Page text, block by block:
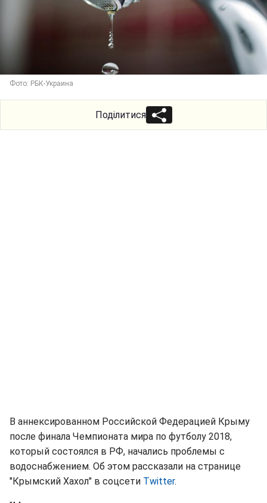
Фото: РБК-Украина
Поділитися
В аннексированном Российской Федерацией Крыму
после финала Чемпионата мира по футболу 2018,
который состоялся в РФ, начались проблемы с
водоснабжением. Об этом рассказали на странице
"Крымский Хахол" в соцсети Twitter.